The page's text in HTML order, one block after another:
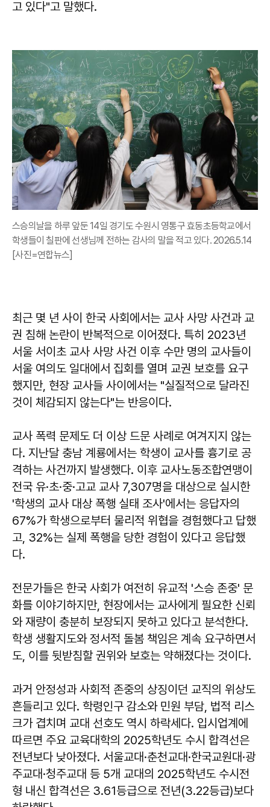
고 있다"고 말했다.
스승의날을 하루 앞둔 14일 경기도 수원시 영통구 효동초등학교에서
학생들이 칠판에 선생님께 전하는 감사의 말을 적고 있다. 2026.5.14
[사진=연합뉴스]
최근 몇 년 사이 한국 사회에서는 교사 사망 사건과 교
권 침해 논란이 반복적으로 이어졌다. 특히 2023년
서울 서이초 교사 사망 사건 이후 수만 명의 교사들이
서울 여의도 일대에서 집회를 열며 교권 보호를 요구
했지만, 현장 교사들 사이에서는 "실질적으로 달라진
것이 체감되지 않는다"는 반응이다.
교사 폭력 문제도 더 이상 드문 사례로 여겨지지 않는
다. 지난달 충남 계룡에서는 학생이 교사를 흉기로 공
격하는 사건까지 발생했다. 이후 교사노동조합연맹이
전국 유·초·중·고교 교사 7,307명을 대상으로 실시한
'학생의 교사 대상 폭행 실태 조사'에서는 응답자의
67%가 학생으로부터 물리적 위협을 경험했다고 답했
고, 32%는 실제 폭행을 당한 경험이 있다고 응답했
다.
전문가들은 한국 사회가 여전히 유교적 '스승 존중' 문
화를 이야기하지만, 현장에서는 교사에게 필요한 신뢰
와 재량이 충분히 보장되지 못하고 있다고 분석한다.
학생 생활지도와 정서적 돌봄 책임은 계속 요구하면서
도, 이를 뒷받침할 권위와 보호는 약해졌다는 것이다.
과거 안정성과 사회적 존중의 상징이던 교직의 위상도
흔들리고 있다. 학령인구 감소와 민원 부담, 법적 리스
크가 겹치며 교대 선호도 역시 하락세다. 입시업계에
따르면 주요 교육대학의 2025학년도 수시 합격선은
전년보다 낮아졌다. 서울교대·춘천교대·한국교원대·광
주교대·청주교대 등 5개 교대의 2025학년도 수시전
형 내신 합격선은 3.61등급으로 전년(3.22등급)보다